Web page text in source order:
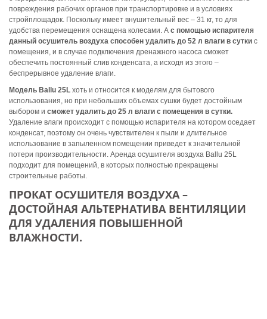
повреждения рабочих органов при транспортировке и в условиях
стройплощадок. Поскольку имеет внушительный вес – 31 кг, то для
удобства перемещения оснащена колесами. А с помощью испарителя
данный осушитель воздуха способен удалить до 52 л влаги в сутки с
помещения, и в случае подключения дренажного насоса сможет
обеспечить постоянный слив конденсата, а исходя из этого –
беспрерывное удаление влаги.
Модель Ballu 25L хоть и относится к моделям для бытового
использования, но при небольших объемах сушки будет достойным
выбором и сможет удалить до 25 л влаги с помещения в сутки.
Удаление влаги происходит с помощью испарителя на котором оседает
конденсат, поэтому он очень чувствителен к пыли и длительное
использование в запыленном помещении приведет к значительной
потери производительности. Аренда осушителя воздуха Ballu 25L
подходит для помещений, в которых полностью прекращены
строительные работы.
ПРОКАТ ОСУШИТЕЛЯ ВОЗДУХА –
ДОСТОЙНАЯ АЛЬТЕРНАТИВА ВЕНТИЛЯЦИИ
ДЛЯ УДАЛЕНИЯ ПОВЫШЕННОЙ
ВЛАЖНОСТИ.